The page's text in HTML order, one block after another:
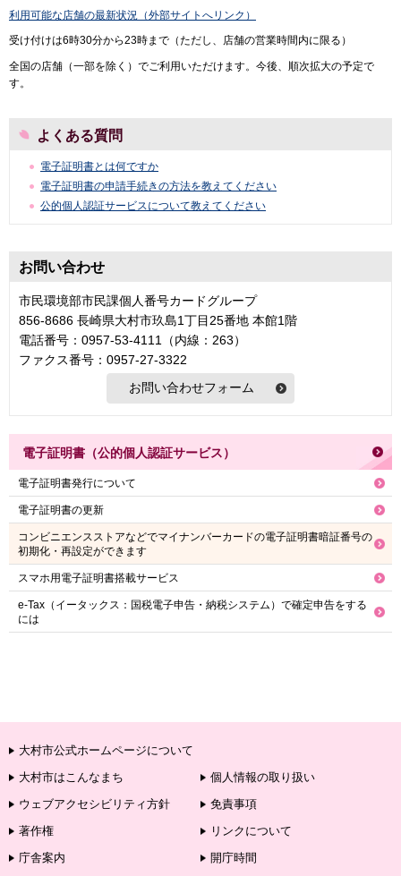
利用可能な店舗の最新状況（外部サイトへリンク）
受け付けは6時30分から23時まで（ただし、店舗の営業時間内に限る）
全国の店舗（一部を除く）でご利用いただけます。今後、順次拡大の予定で
す。
よくある質問
電子証明書とは何ですか
電子証明書の申請手続きの方法を教えてください
公的個人認証サービスについて教えてください
お問い合わせ
市民環境部市民課個人番号カードグループ
856-8686 長崎県大村市玖島1丁目25番地 本館1階
電話番号：0957-53-4111（内線：263）
ファクス番号：0957-27-3322
電子証明書（公的個人認証サービス）
電子証明書発行について
電子証明書の更新
コンビニエンスストアなどでマイナンバーカードの電子証明書暗証番号の
初期化・再設定ができます
スマホ用電子証明書搭載サービス
e-Tax（イータックス：国税電子申告・納税システム）で確定申告をする
には
大村市公式ホームページについて
大村市はこんなまち
個人情報の取り扱い
ウェブアクセシビリティ方針
免責事項
著作権
リンクについて
庁舎案内
開庁時間